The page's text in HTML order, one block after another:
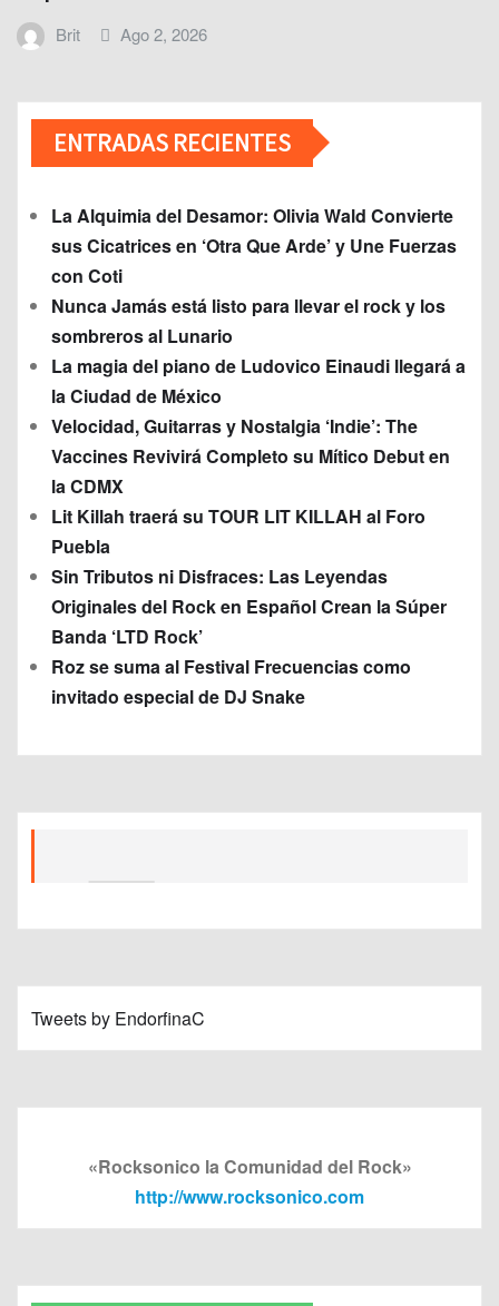
Brit Ago 2, 2026
ENTRADAS RECIENTES
La Alquimia del Desamor: Olivia Wald Convierte
sus Cicatrices en ‘Otra Que Arde’ y Une Fuerzas
con Coti
Nunca Jamás está listo para llevar el rock y los
sombreros al Lunario
La magia del piano de Ludovico Einaudi llegará a
la Ciudad de México
Velocidad, Guitarras y Nostalgia ‘Indie’: The
Vaccines Revivirá Completo su Mítico Debut en
la CDMX
Lit Killah traerá su TOUR LIT KILLAH al Foro
Puebla
Sin Tributos ni Disfraces: Las Leyendas
Originales del Rock en Español Crean la Súper
Banda ‘LTD Rock’
Roz se suma al Festival Frecuencias como
invitado especial de DJ Snake
Tweets by EndorfinaC
«Rocksonico la Comunidad del Rock»
http://www.rocksonico.com